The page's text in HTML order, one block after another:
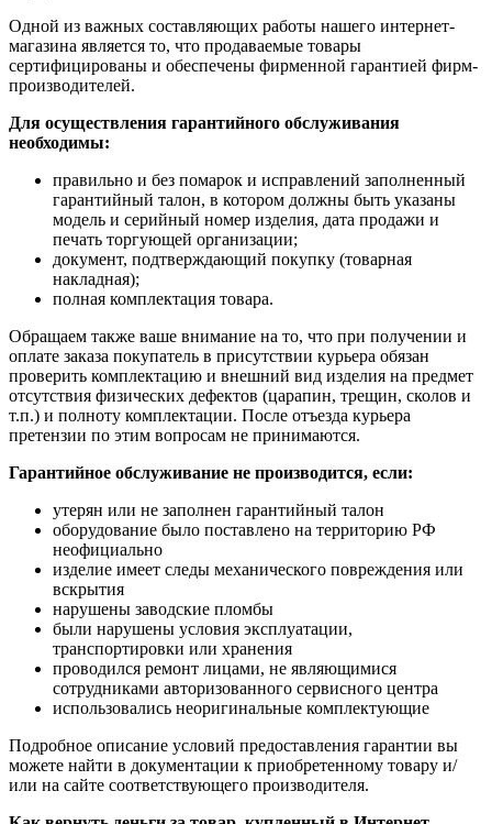
Одной из важных составляющих работы нашего интернет-
магазина является то, что продаваемые товары
сертифицированы и обеспечены фирменной гарантией фирм-
производителей.
Для осуществления гарантийного обслуживания
необходимы:
правильно и без помарок и исправлений заполненный
гарантийный талон, в котором должны быть указаны
модель и серийный номер изделия, дата продажи и
печать торгующей организации;
документ, подтверждающий покупку (товарная
накладная);
полная комплектация товара.
Обращаем также ваше внимание на то, что при получении и
оплате заказа покупатель в присутствии курьера обязан
проверить комплектацию и внешний вид изделия на предмет
отсутствия физических дефектов (царапин, трещин, сколов и
т.п.) и полноту комплектации. После отъезда курьера
претензии по этим вопросам не принимаются.
Гарантийное обслуживание не производится, если:
утерян или не заполнен гарантийный талон
оборудование было поставлено на территорию РФ
неофициально
изделие имеет следы механического повреждения или
вскрытия
нарушены заводские пломбы
были нарушены условия эксплуатации,
транспортировки или хранения
проводился ремонт лицами, не являющимися
сотрудниками авторизованного сервисного центра
использовались неоригинальные комплектующие
Подробное описание условий предоставления гарантии вы
можете найти в документации к приобретенному товару и/
или на сайте соответствующего производителя.